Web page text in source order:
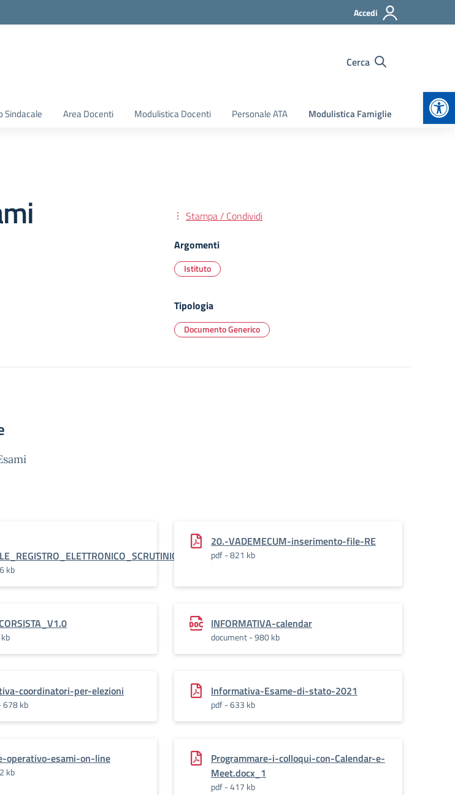
Accedi
Cerca
Sindacale Area Docenti Modulistica Docenti Personale ATA Modulistica Famiglie
Stampa / Condividi
Argomenti
Istituto
Tipologia
Documento Generico
kb
20.-VADEMECUM-inserimento-file-RE
pdf - 821 kb
INFORMATIVA-calendar
document - 980 kb
coordinatori-per-elezioni
678 kb
Informativa-Esame-di-stato-2021
pdf - 633 kb
operativo-esami-on-line
kb
Programmare-i-colloqui-con-Calendar-e-
Meet.docx_1
pdf - 417 kb